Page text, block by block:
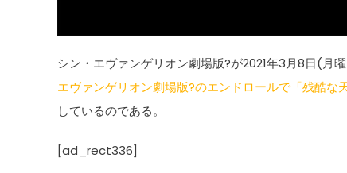
シン・エヴァンゲリオン劇場版?が2021年3月8日(月
エヴァンゲリオン劇場版?のエンドロールで「残酷な
しているのである。
[ad_rect336]